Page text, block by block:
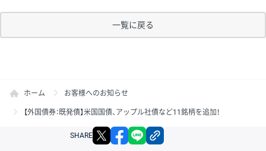
一覧に戻る
ホーム お客様へのお知らせ
【外国債券：既発債】米国国債、アップル社債など11銘柄を追加！
SHARE X facebook